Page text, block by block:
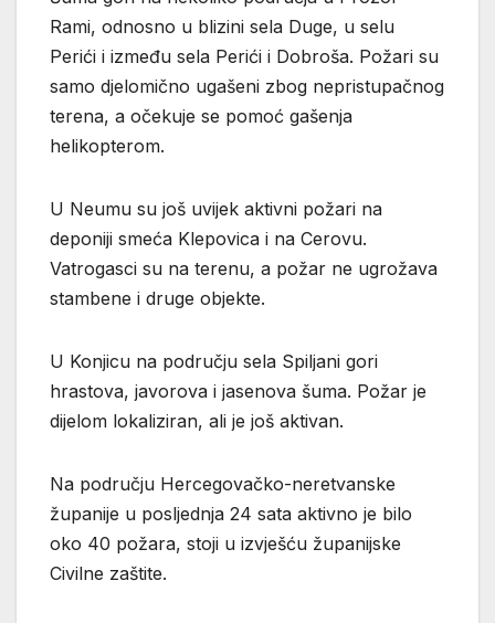
Rami, odnosno u blizini sela Duge, u selu
Perići i između sela Perići i Dobroša. Požari su
samo djelomično ugašeni zbog nepristupačnog
terena, a očekuje se pomoć gašenja
helikopterom.
U Neumu su još uvijek aktivni požari na
deponiji smeća Klepovica i na Cerovu.
Vatrogasci su na terenu, a požar ne ugrožava
stambene i druge objekte.
U Konjicu na području sela Spiljani gori
hrastova, javorova i jasenova šuma. Požar je
dijelom lokaliziran, ali je još aktivan.
Na području Hercegovačko-neretvanske
županije u posljednja 24 sata aktivno je bilo
oko 40 požara, stoji u izvješću županijske
Civilne zaštite.